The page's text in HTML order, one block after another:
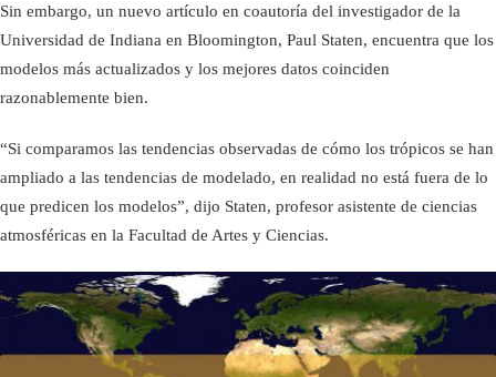
Sin embargo, un nuevo artículo en coautoría del investigador de la
Universidad de Indiana en Bloomington, Paul Staten, encuentra que los
modelos más actualizados y los mejores datos coinciden
razonablemente bien.
“Si comparamos las tendencias observadas de cómo los trópicos se han
ampliado a las tendencias de modelado, en realidad no está fuera de lo
que predicen los modelos”, dijo Staten, profesor asistente de ciencias
atmosféricas en la Facultad de Artes y Ciencias.